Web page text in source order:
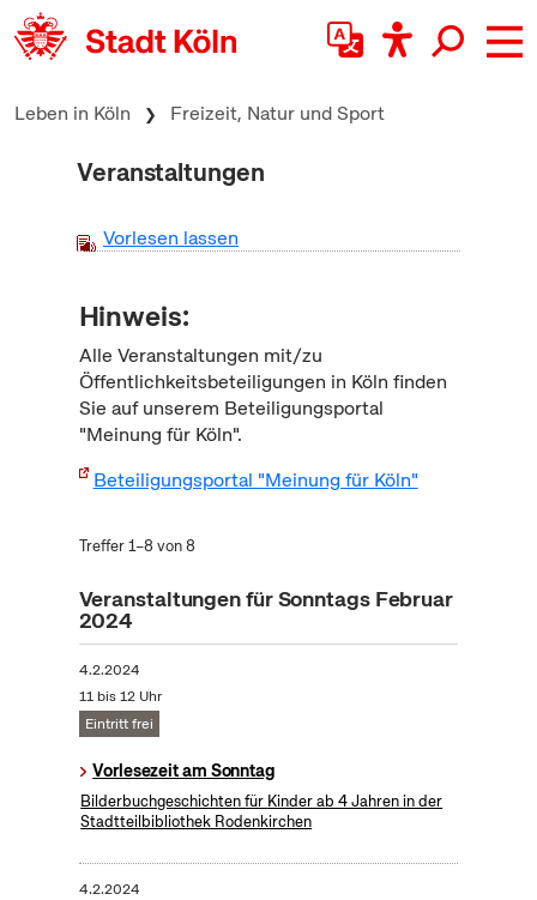
zum Inhalt springen
Leben in Köln Freizeit, Natur und Sport
Veranstaltungen
Vorlesen lassen
Hinweis:
Alle Veranstaltungen mit/zu
Öffentlichkeitsbeteiligungen in Köln finden
Sie auf unserem Beteiligungsportal
"Meinung für Köln".
Beteiligungsportal "Meinung für Köln"
Treffer 1–8 von 8
Veranstaltungen für Sonntags Februar
2024
4.2.2024
11 bis 12 Uhr
Eintritt frei
Vorlesezeit am Sonntag
Bilderbuchgeschichten für Kinder ab 4 Jahren in der
Stadtteilbibliothek Rodenkirchen
4.2.2024